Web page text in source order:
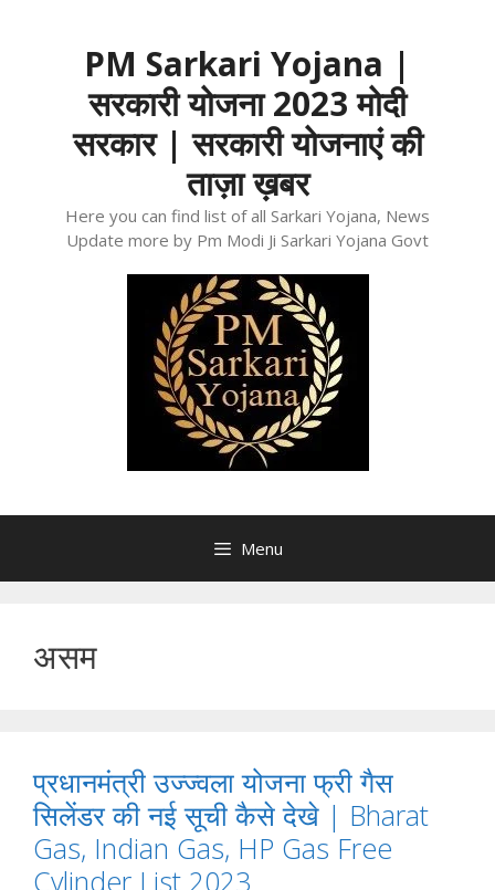
PM Sarkari Yojana |
सरकारी योजना 2023 मोदी
सरकार | सरकारी योजनाएं की
ताज़ा ख़बर
Here you can find list of all Sarkari Yojana, News
Update more by Pm Modi Ji Sarkari Yojana Govt
Menu
असम
प्रधानमंत्री उज्ज्वला योजना फ्री गैस
सिलेंडर की नई सूची कैसे देखे | Bharat
Gas, Indian Gas, HP Gas Free
Cylinder List 2023